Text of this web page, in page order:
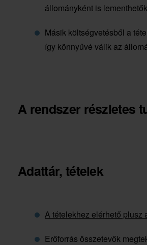
állományként is
Másik költségvetésből a
így könnyűvé válik az
A rendszer részletes
Adattár, tételek
A tételekhez elérhető plusz
Erőforrás összetevők